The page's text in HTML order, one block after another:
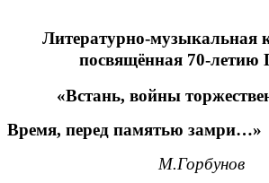
Литературно-музыкальная
посвящённая 70-летию
«Встань, войны
Время, перед памятью замри…»
М.Горбунов